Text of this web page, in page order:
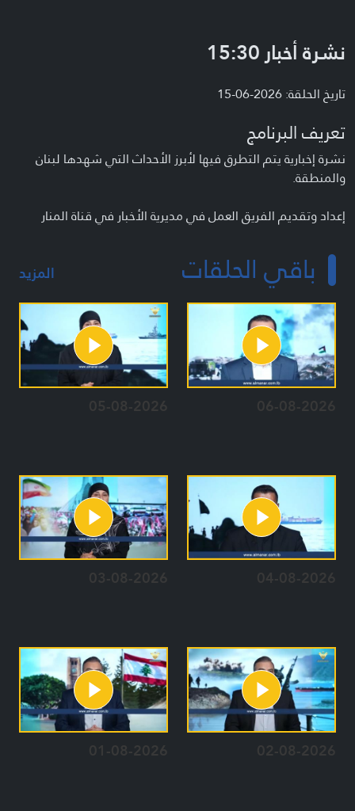
نشرة أخبار 15:30
تاريخ الحلقة: 2026-06-15
تعريف البرنامج
نشرة إخبارية يتم التطرق فيها لأبرز الأحداث التي شهدها لبنان
والمنطقة.
إعداد وتقديم الفريق العمل في مديرية الأخبار في قناة المنار
باقي الحلقات المزيد
06-08-2026
05-08-2026
04-08-2026
03-08-2026
02-08-2026
01-08-2026